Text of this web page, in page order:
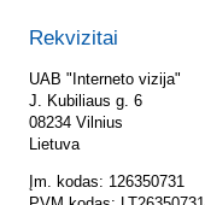
Rekvizitai
UAB "Interneto vizija"
J. Kubiliaus g. 6
08234 Vilnius
Lietuva
Įm. kodas: 126350731